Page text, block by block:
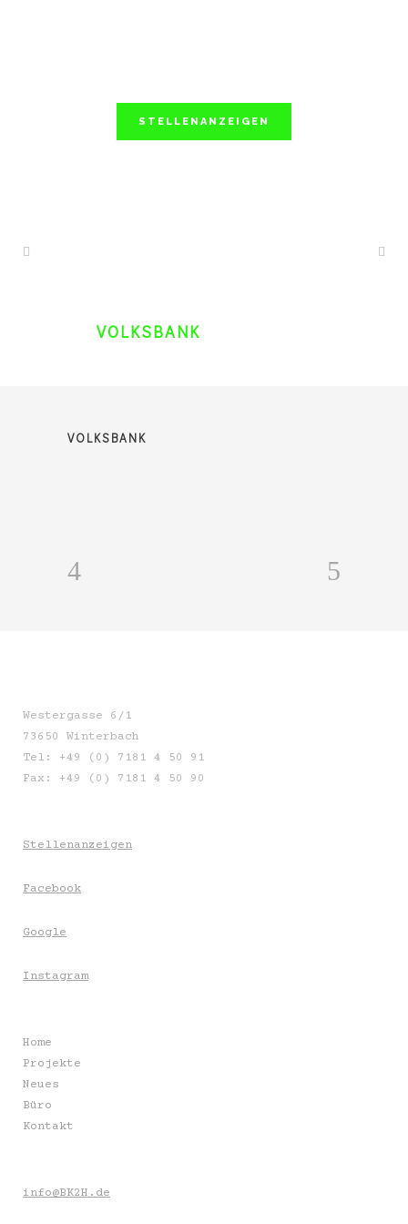
STELLENANZEIGEN
VOLKSBANK
VOLKSBANK
Westergasse 6/1
73650 Winterbach
Tel: +49 (0) 7181 4 50 91
Fax: +49 (0) 7181 4 50 90
Stellenanzeigen
Facebook
Google
Instagram
Home
Projekte
Neues
Büro
Kontakt
info@BK2H.de